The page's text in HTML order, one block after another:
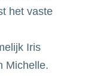
het vaste
Iris
Michelle.